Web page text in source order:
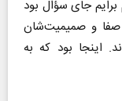
برایم جای سؤال بود
صفا و صمیمیت‌شان
اینجا بود که به